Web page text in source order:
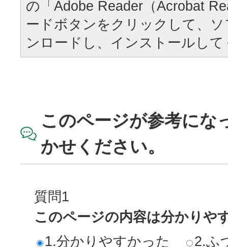
の「Adobe Reader（Acrobat
ードボタンをクリックして、
ンロードし、インストールし
このページが参考にな
かせください。
質問1
このページの内容は分かりや
1.分かりやすかった
2.ふ